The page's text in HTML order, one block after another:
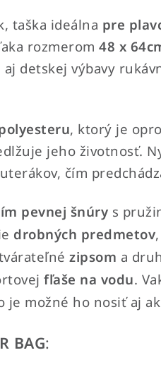
taška ideálna pre
rozmerom 48 x
detskej výbavy
, ktorý je
jeho životnosť.
čím
pevnej šnúry s
drobných predmetov
zipsom a
fľaše na vodu.
je možné ho nosiť aj
BAG: